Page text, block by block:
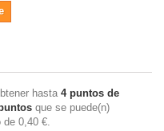
hasta 4puntos de
que se puede(n)
de 0,40 €